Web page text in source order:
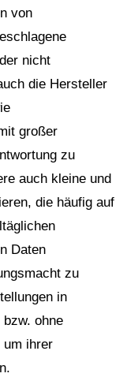
von
nicht
die Hersteller
großer
zu
auch kleine und
die häufig auf
Daten
zu
in
ohne
um ihrer